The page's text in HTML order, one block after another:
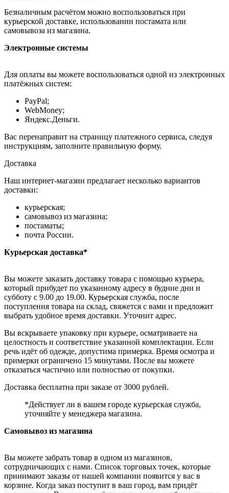
Безналичным расчётом можно воспользоваться при
курьерской доставке, использовании постамата или
самовывоза из магазина.
Электронные системы
Для оплаты вы можете воспользоваться одной из электронных
платёжных систем:
PayPal;
WebMoney;
Яндекс.Деньги.
Вас перенаправит на страницу платежного сервиса, следуя
инструкциям, заполните правильную форму.
Доставка
Наш интернет-магазин предлагает несколько вариантов
доставки:
курьерская;
самовывоз из магазина;
постаматы;
почта России.
Курьерская доставка*
Вы можете заказать доставку товара с помощью курьера,
который прибудет по указанному адресу в будние дни и
субботу с 9.00 до 19.00. Курьерская служба, после
поступления товара на склад, свяжется с вами и предложит
выбрать удобное время доставки. Уточнит адрес.
Вы вскрываете упаковку при курьере, осматриваете на
целостность и соответствие указанной комплектации. Если
речь идёт об одежде, допустима примерка. Время осмотра и
примерки ограничено 15 минутами. После вы можете
отказаться частично или полностью от покупки.
Доставка бесплатна при заказе от 3000 рублей.
*Действует ли в вашем городе курьерская служба,
уточняйте у менеджера магазина.
Самовывоз из магазина
Вы можете забрать товар в одном из магазинов,
сотрудничающих с нами. Список торговых точек, которые
принимают заказы от нашей компании появится у вас в
корзине. Когда заказ поступит в ваш город, вам придёт